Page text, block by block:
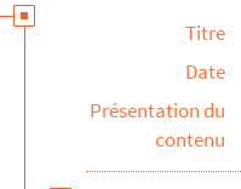
Titre
Date
Présentation du
contenu